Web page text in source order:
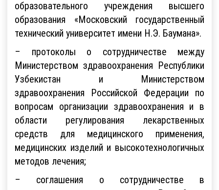
образовательного учреждения высшего
образования «Московский государственный
технический университет имени Н.Э. Баумана».
– протоколы о сотрудничестве между
Министерством здравоохранения Республики
Узбекистан и Министерством
здравоохранения Российской Федерации по
вопросам организации здравоохранения и в
области регулирования лекарственных
средств для медицинского применения,
медицинских изделий и высокотехнологичных
методов лечения;
– соглашения о сотрудничестве в